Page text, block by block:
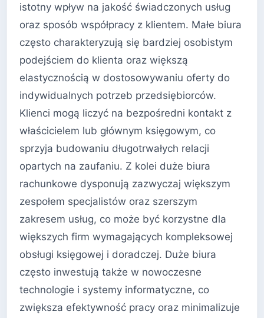
istotny wpływ na jakość świadczonych usług
oraz sposób współpracy z klientem. Małe biura
często charakteryzują się bardziej osobistym
podejściem do klienta oraz większą
elastycznością w dostosowywaniu oferty do
indywidualnych potrzeb przedsiębiorców.
Klienci mogą liczyć na bezpośredni kontakt z
właścicielem lub głównym księgowym, co
sprzyja budowaniu długotrwałych relacji
opartych na zaufaniu. Z kolei duże biura
rachunkowe dysponują zazwyczaj większym
zespołem specjalistów oraz szerszym
zakresem usług, co może być korzystne dla
większych firm wymagających kompleksowej
obsługi księgowej i doradczej. Duże biura
często inwestują także w nowoczesne
technologie i systemy informatyczne, co
zwiększa efektywność pracy oraz minimalizuje